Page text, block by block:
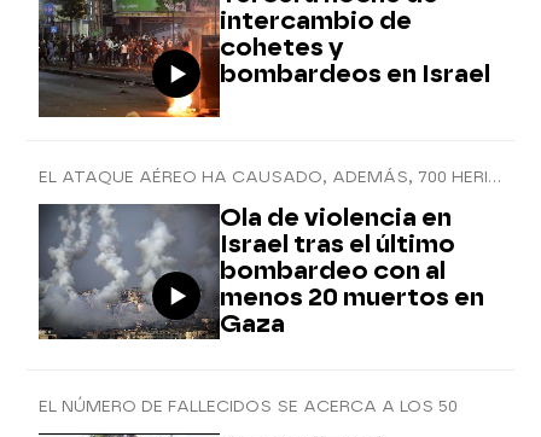
intercambio de
cohetes y
bombardeos en Israel
EL ATAQUE AÉREO HA CAUSADO, ADEMÁS, 700 HERIDOS
Ola de violencia en
Israel tras el último
bombardeo con al
menos 20 muertos en
Gaza
EL NÚMERO DE FALLECIDOS SE ACERCA A LOS 50